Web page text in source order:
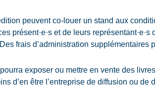
peuvent co-louer un stand aux
présent·e·s et de leurs
frais d’administration supplémentaires
pourra exposer ou mettre en vente des
d’en être l’entreprise de diffusion ou